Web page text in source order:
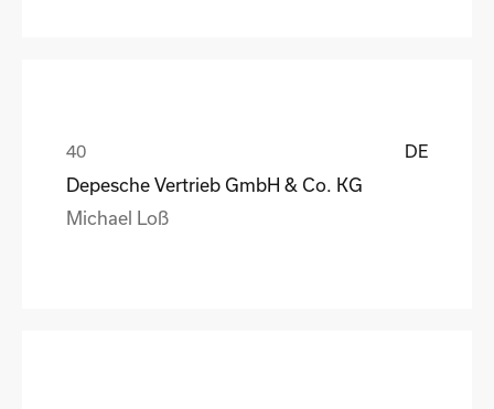
DE
Depesche Vertrieb GmbH & Co. KG
Michael Loß